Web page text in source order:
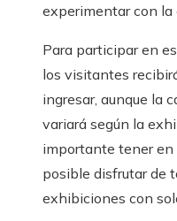
experimentar con la
Para participar en
los visitantes
ingresar, aunque la
variará según la
importante tener en
posible disfrutar de
exhibiciones con